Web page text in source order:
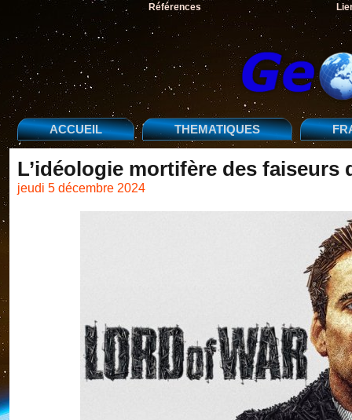
Références
ACCUEIL THEMATIQUES
L’idéologie mortifère des faiseurs
jeudi 5 décembre 2024